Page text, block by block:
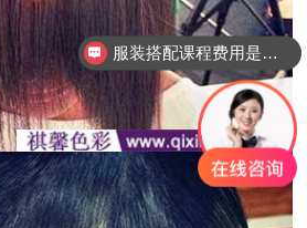
服装搭配课程费用是多少？